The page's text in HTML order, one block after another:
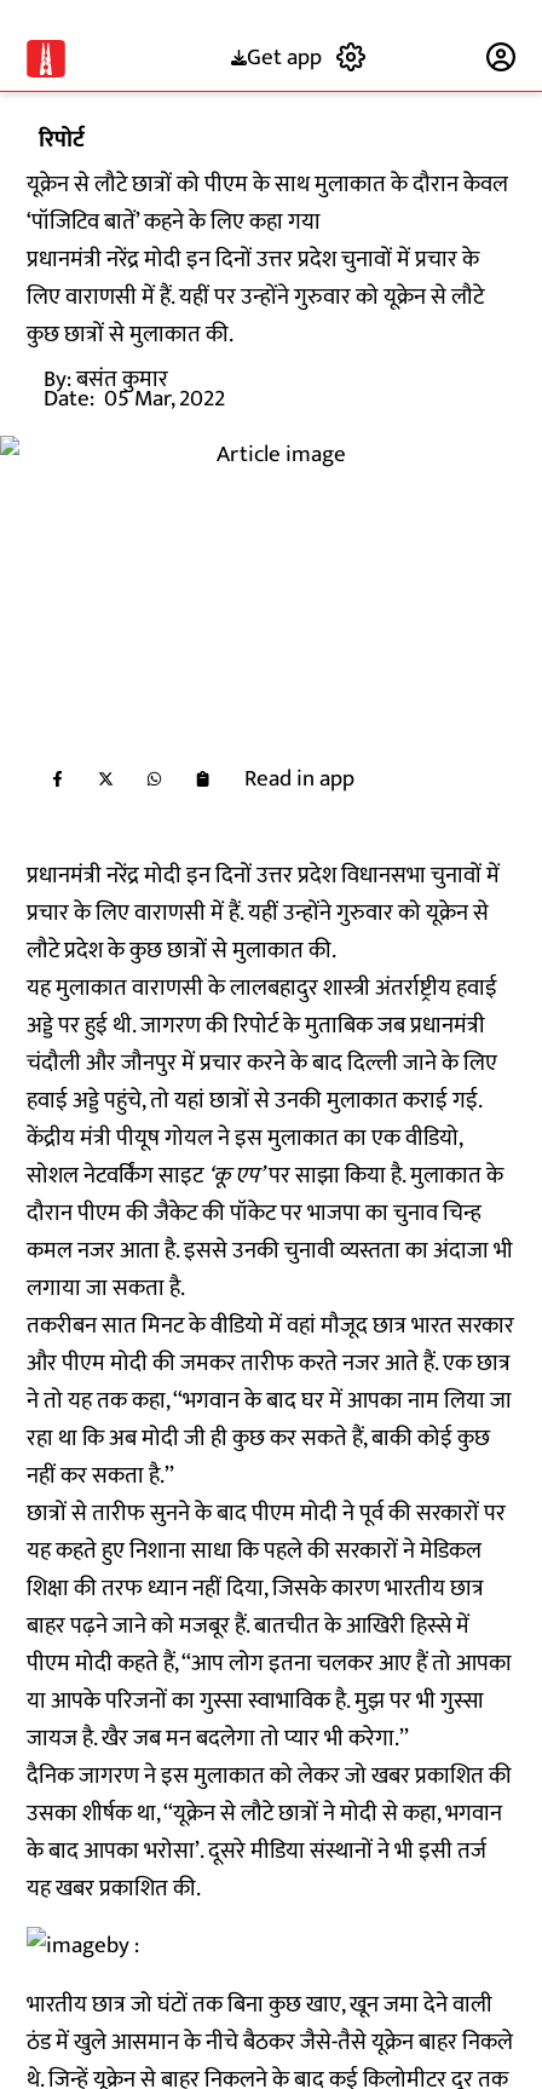
Get app
रिपोर्ट
यूक्रेन से लौटे छात्रों को पीएम के साथ मुलाकात के दौरान केवल
‘पॉजिटिव बातें’ कहने के लिए कहा गया
प्रधानमंत्री नरेंद्र मोदी इन दिनों उत्तर प्रदेश चुनावों में प्रचार के
लिए वाराणसी में हैं. यहीं पर उन्होंने गुरुवार को यूक्रेन से लौटे
कुछ छात्रों से मुलाकात की.
By:बसंत कुमार
Date: 05 Mar, 2022
Read in app
प्रधानमंत्री नरेंद्र मोदी इन दिनों उत्तर प्रदेश विधानसभा चुनावों में
प्रचार के लिए वाराणसी में हैं. यहीं उन्होंने गुरुवार को यूक्रेन से
लौटे प्रदेश के कुछ छात्रों से मुलाकात की.
यह मुलाकात वाराणसी के लालबहादुर शास्त्री अंतर्राष्ट्रीय हवाई
अड्डे पर हुई थी. जागरण की रिपोर्ट के मुताबिक जब प्रधानमंत्री
चंदौली और जौनपुर में प्रचार करने के बाद दिल्ली जाने के लिए
हवाई अड्डे पहुंचे, तो यहां छात्रों से उनकी मुलाकात कराई गई.
केंद्रीय मंत्री पीयूष गोयल ने इस मुलाकात का एक वीडियो,
सोशल नेटवर्किंग साइट‘कूएप’पर साझा किया है. मुलाकात के
दौरान पीएम की जैकेट की पॉकेट पर भाजपा का चुनाव चिन्ह
कमल नजर आता है. इससे उनकी चुनावी व्यस्तता का अंदाजा भी
लगाया जा सकता है.
तकरीबन सात मिनट के वीडियो में वहां मौजूद छात्र भारत सरकार
और पीएम मोदी की जमकर तारीफ करते नजर आते हैं. एक छात्र
ने तो यह तक कहा, ‘‘भगवान के बाद घर में आपका नाम लिया जा
रहा था कि अब मोदी जी ही कुछ कर सकते हैं, बाकी कोई कुछ
नहीं कर सकता है.’’
छात्रों से तारीफ सुनने के बाद पीएम मोदी ने पूर्व की सरकारों पर
यह कहते हुए निशाना साधा कि पहले की सरकारों ने मेडिकल
शिक्षा की तरफ ध्यान नहीं दिया, जिसके कारण भारतीय छात्र
बाहर पढ़ने जाने को मजबूर हैं. बातचीत के आखिरी हिस्से में
पीएम मोदी कहते हैं, ‘‘आप लोग इतना चलकर आए हैं तो आपका
या आपके परिजनों का गुस्सा स्वाभाविक है. मुझ पर भी गुस्सा
जायज है. खैर जब मन बदलेगा तो प्यार भी करेगा.’’
दैनिक जागरण ने इस मुलाकात को लेकर जो खबर प्रकाशित की
उसका शीर्षक था, ‘‘यूक्रेन से लौटे छात्रों ने मोदी से कहा, भगवान
के बाद आपका भरोसा’. दूसरे मीडिया संस्थानों ने भी इसी तर्ज
यह खबर प्रकाशित की.
भारतीय छात्र जो घंटों तक बिना कुछ खाए, खून जमा देने वाली
ठंड में खुले आसमान के नीचे बैठकर जैसे-तैसे यूक्रेन बाहर निकले
थे. जिन्हें यूक्रेन से बाहर निकलने के बाद कई किलोमीटर दूर तक